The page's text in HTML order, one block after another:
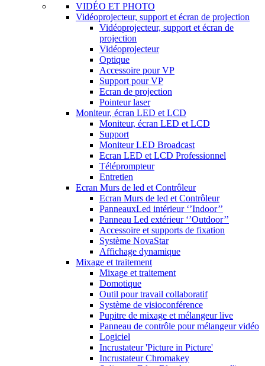
VIDÉO ET PHOTO
Vidéoprojecteur, support et écran de projection
Vidéoprojecteur, support et écran de
projection
Vidéoprojecteur
Optique
Accessoire pour VP
Support pour VP
Ecran de projection
Pointeur laser
Moniteur, écran LED et LCD
Moniteur, écran LED et LCD
Support
Moniteur LED Broadcast
Ecran LED et LCD Professionnel
Téléprompteur
Entretien
Ecran Murs de led et Contrôleur
Ecran Murs de led et Contrôleur
PanneauxLed intérieur ‘’Indoor’’
Panneau Led extérieur ‘’Outdoor’’
Accessoire et supports de fixation
Système NovaStar
Affichage dynamique
Mixage et traitement
Mixage et traitement
Domotique
Outil pour travail collaboratif
Système de visioconférence
Pupitre de mixage et mélangeur live
Panneau de contrôle pour mélangeur vidéo
Logiciel
Incrustateur 'Picture in Picture'
Incrustateur Chromakey